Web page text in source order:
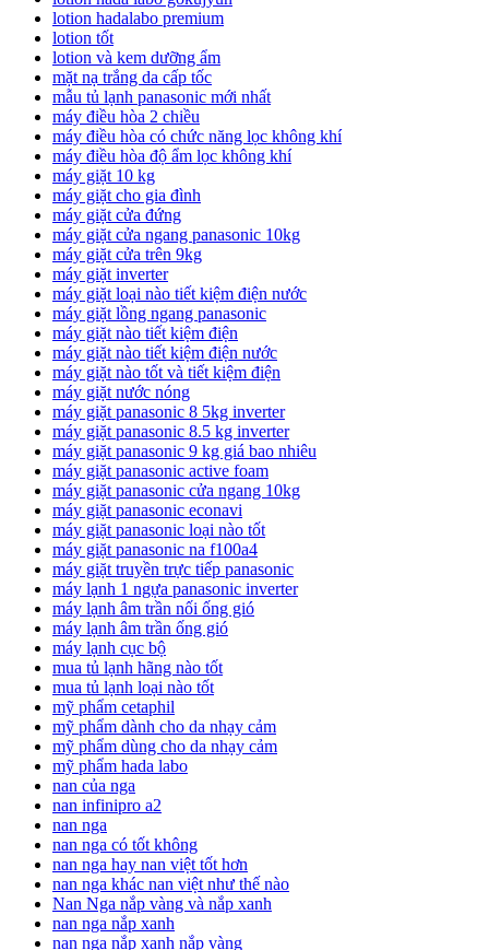
lotion hadalabo premium
lotion tốt
lotion và kem dưỡng ẩm
mặt nạ trắng da cấp tốc
mẫu tủ lạnh panasonic mới nhất
máy điều hòa 2 chiều
máy điều hòa có chức năng lọc không khí
máy điều hòa độ ẩm lọc không khí
máy giặt 10 kg
máy giặt cho gia đình
máy giặt cửa đứng
máy giặt cửa ngang panasonic 10kg
máy giặt cửa trên 9kg
máy giặt inverter
máy giặt loại nào tiết kiệm điện nước
máy giặt lồng ngang panasonic
máy giặt nào tiết kiệm điện
máy giặt nào tiết kiệm điện nước
máy giặt nào tốt và tiết kiệm điện
máy giặt nước nóng
máy giặt panasonic 8 5kg inverter
máy giặt panasonic 8.5 kg inverter
máy giặt panasonic 9 kg giá bao nhiêu
máy giặt panasonic active foam
máy giặt panasonic cửa ngang 10kg
máy giặt panasonic econavi
máy giặt panasonic loại nào tốt
máy giặt panasonic na f100a4
máy giặt truyền trực tiếp panasonic
máy lạnh 1 ngựa panasonic inverter
máy lạnh âm trần nối ống gió
máy lạnh âm trần ống gió
máy lạnh cục bộ
mua tủ lạnh hãng nào tốt
mua tủ lạnh loại nào tốt
mỹ phẩm cetaphil
mỹ phẩm dành cho da nhạy cảm
mỹ phẩm dùng cho da nhạy cảm
mỹ phẩm hada labo
nan của nga
nan infinipro a2
nan nga
nan nga có tốt không
nan nga hay nan việt tốt hơn
nan nga khác nan việt như thế nào
Nan Nga nắp vàng và nắp xanh
nan nga nắp xanh
nan nga nắp xanh nắp vàng